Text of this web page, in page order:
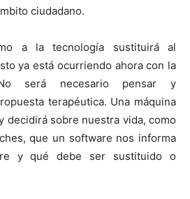
ciudadano.
a la tecnología sustituirá al
ya está ocurriendo ahora con la
No será necesario pensar y
terapéutica. Una máquina
decidirá sobre nuestra vida, como
que un software nos informa
y qué debe ser sustituido o